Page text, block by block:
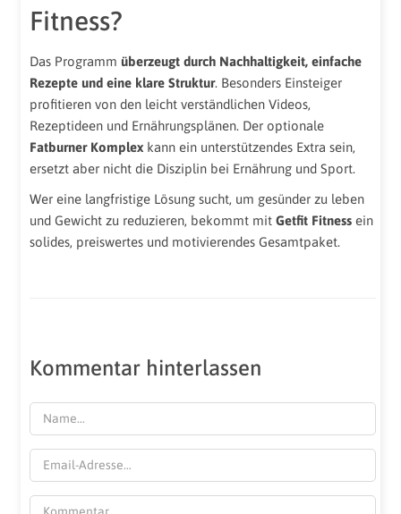
Fitness?
Das Programm überzeugt durch Nachhaltigkeit, einfache
Rezepte und eine klare Struktur. Besonders Einsteiger
profitieren von den leicht verständlichen Videos,
Rezeptideen und Ernährungsplänen. Der optionale
Fatburner Komplex kann ein unterstützendes Extra sein,
ersetzt aber nicht die Disziplin bei Ernährung und Sport.
Wer eine langfristige Lösung sucht, um gesünder zu leben
und Gewicht zu reduzieren, bekommt mit Getfit Fitness ein
solides, preiswertes und motivierendes Gesamtpaket.
Kommentar hinterlassen